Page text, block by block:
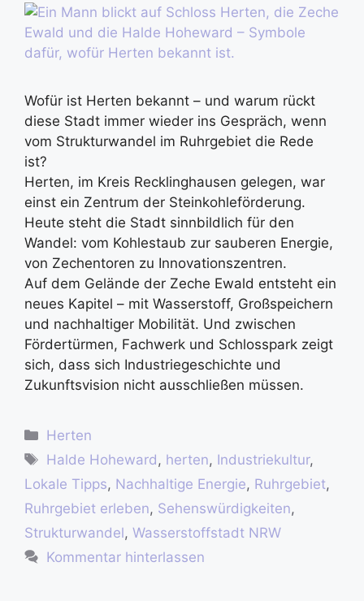
Wofür ist Herten bekannt – und warum rückt
diese Stadt immer wieder ins Gespräch, wenn
vom Strukturwandel im Ruhrgebiet die Rede
ist?
Herten, im Kreis Recklinghausen gelegen, war
einst ein Zentrum der Steinkohleförderung.
Heute steht die Stadt sinnbildlich für den
Wandel: vom Kohlestaub zur sauberen Energie,
von Zechentoren zu Innovationszentren.
Auf dem Gelände der Zeche Ewald entsteht ein
neues Kapitel – mit Wasserstoff, Großspeichern
und nachhaltiger Mobilität. Und zwischen
Fördertürmen, Fachwerk und Schlosspark zeigt
sich, dass sich Industriegeschichte und
Zukunftsvision nicht ausschließen müssen.
Herten
Halde Hoheward, herten, Industriekultur,
Lokale Tipps, Nachhaltige Energie, Ruhrgebiet,
Ruhrgebiet erleben, Sehenswürdigkeiten,
Strukturwandel, Wasserstoffstadt NRW
Kommentar hinterlassen